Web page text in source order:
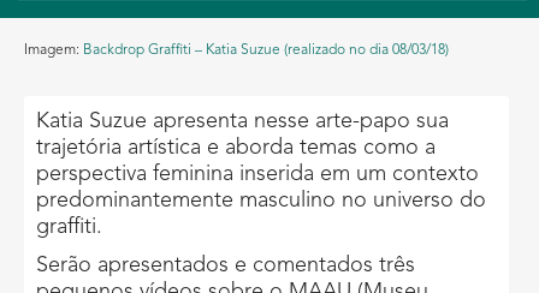
Imagem: Backdrop Graffiti – Katia Suzue (realizado no dia 08/03/18)
Katia Suzue apresenta nesse arte-papo sua
trajetória artística e aborda temas como a
perspectiva feminina inserida em um contexto
predominantemente masculino no universo do
graffiti.
Serão apresentados e comentados três